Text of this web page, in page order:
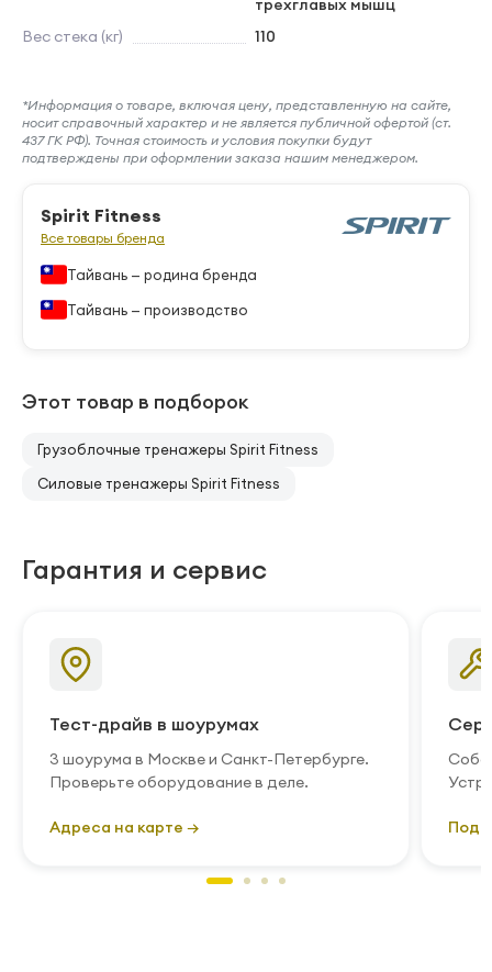
трехглавых мышц
Вес стека (кг)
110
*Информация о товаре, включая цену, представленную на сайте,
носит справочный характер и не является публичной офертой (ст.
437 ГК РФ). Точная стоимость и условия покупки будут
подтверждены при оформлении заказа нашим менеджером.
Spirit Fitness
Все товары бренда
Тайвань — родина бренда
Тайвань — производство
Этот товар в подборок
Грузоблочные тренажеры Spirit Fitness
Силовые тренажеры Spirit Fitness
Гарантия и сервис
Тест-драйв в шоурумах
3 шоурума в Москве и Санкт-Петербурге.
Проверьте оборудование в деле.
Адреса на карте →